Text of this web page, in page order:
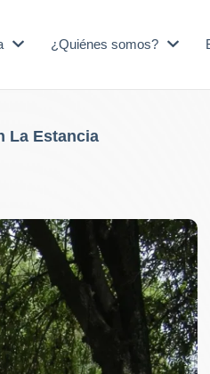
¿Quiénes somos?
La Estancia